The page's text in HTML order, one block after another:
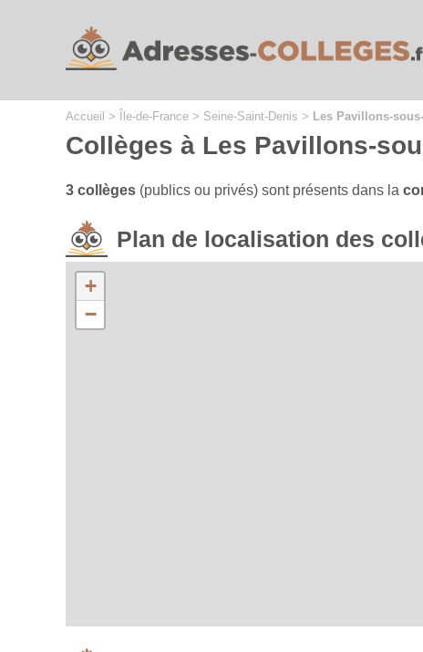
Accueil > Île-de-France > Seine-Saint-Denis > Les Pavillons-
Collèges à Les Pavillons-
3 collèges (publics ou privés) sont présents dans la
Plan de localisation des
+
−